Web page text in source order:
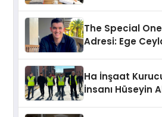
The Special
Adresi: Ege
Geldi!
Ha İnşaat
İnsanı Hüseyin